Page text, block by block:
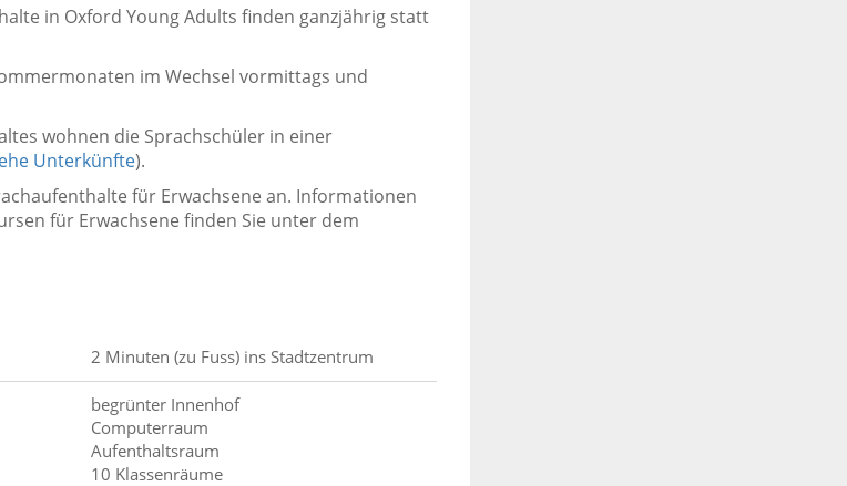
in Oxford Young Adults finden ganzjährig statt
im Wechsel vormittags und
wohnen die Sprachschüler in einer
Unterkünfte).
für Erwachsene an. Informationen
für Erwachsene finden Sie unter dem
2 Minuten (zu Fuss) ins Stadtzentrum
begrünter Innenhof
Computerraum
Aufenthaltsraum
10 Klassenräume